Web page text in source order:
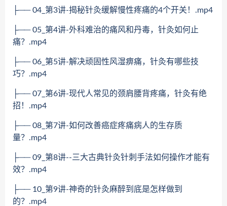
├── 04_第3讲-揭秘针灸缓解慢性疼痛的4个开关！.mp4
├── 05_第4讲-外科难治的痛风和丹毒，针灸如何止
痛？.mp4
├── 06_第5讲-解决顽固性风湿痹痛，针灸有哪些技
巧？.mp4
├── 07_第6讲-现代人常见的颈肩腰背疼痛，针灸有绝
招！.mp4
├── 08_第7讲-如何改善癌症疼痛病人的生存质
量？.mp4
├── 09_第8讲--三大古典针灸针刺手法如何操作才能有
效？.mp4
├── 10_第9讲-神奇的针灸麻醉到底是怎样做到
的？.mp4